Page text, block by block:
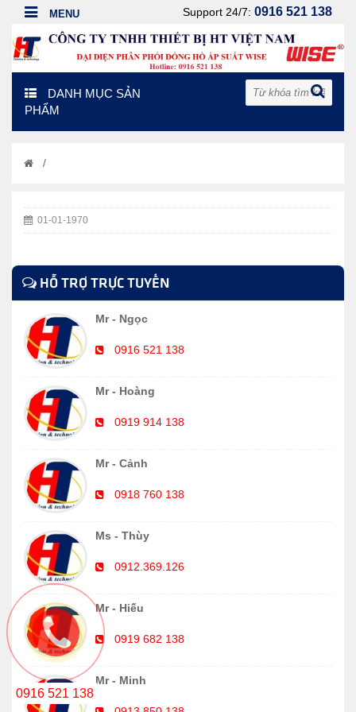
Support 24/7: 0916 521 138
DANH MỤC SẢN
PHẨM
/
01-01-1970
HỖ TRỢ TRỰC TUYẾN
Mr - Ngọc
0916 521 138
Mr - Hoàng
0919 914 138
Mr - Cảnh
0918 760 138
Ms - Thùy
0912.369.126
Mr - Hiếu
0919 682 138
Mr - Minh
0916 521 138